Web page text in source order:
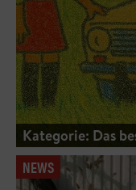
Kategorie: Das
NEWS